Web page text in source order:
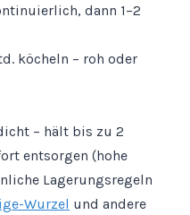
dann 1–2
köcheln – roh oder
– hält bis zu 2
entsorgen (hohe
Lagerungsregeln
Wurzel und andere